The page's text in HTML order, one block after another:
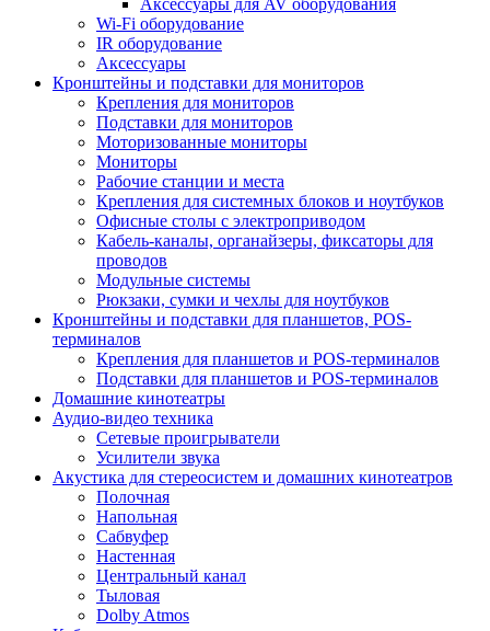
Wi-Fi оборудование
IR оборудование
Аксессуары
Кронштейны и подставки для мониторов
Крепления для мониторов
Подставки для мониторов
Моторизованные мониторы
Мониторы
Рабочие станции и места
Крепления для системных блоков и ноутбуков
Офисные столы с электроприводом
Кабель-каналы, органайзеры, фиксаторы для
проводов
Модульные системы
Рюкзаки, сумки и чехлы для ноутбуков
Кронштейны и подставки для планшетов, POS-
терминалов
Крепления для планшетов и POS-терминалов
Подставки для планшетов и POS-терминалов
Домашние кинотеатры
Аудио-видео техника
Сетевые проигрыватели
Усилители звука
Акустика для стереосистем и домашних кинотеатров
Полочная
Напольная
Сабвуфер
Настенная
Центральный канал
Тыловая
Dolby Atmos